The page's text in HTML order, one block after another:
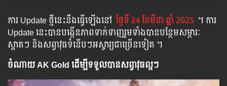
ការ Update ថ្មីនេះនឹងធ្វើឡើងនៅ​ ថ្ងៃទី24 ខែមីនា ឆ្នាំ 2025 ។​​ ការ
Update នេះបានបង្កើនភាពទាក់ទាញរួមទាំងបានបន្ថែមសម្ភារៈ
ស្អាតៗ និងសព្វាវុធទំនើបៗអស្ចារ្យជាច្រើនទៀត ។
ចំណាយ AK Gold ដើម្បីទទួលបានសព្វាវុធល្អៗ